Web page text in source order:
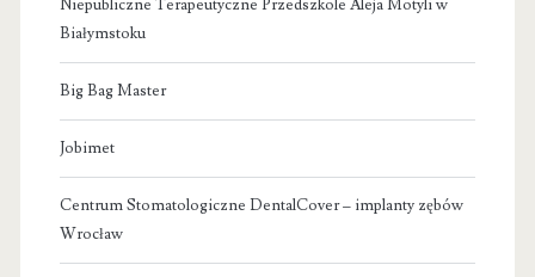
Niepubliczne Terapeutyczne Przedszkole Aleja Motyli w
Białymstoku
Big Bag Master
Jobimet
Centrum Stomatologiczne DentalCover – implanty zębów
Wrocław